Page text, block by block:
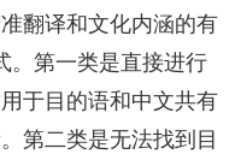
翻译和文化内涵的有
。第一类是直接进行
于目的语和中文共有
第二类是无法找到目